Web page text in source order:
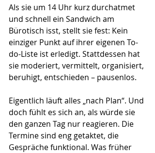
Als sie um 14 Uhr kurz durchatmet
und schnell ein Sandwich am
Bürotisch isst, stellt sie fest: Kein
einziger Punkt auf ihrer eigenen To-
do-Liste ist erledigt. Stattdessen hat
sie moderiert, vermittelt, organisiert,
beruhigt, entschieden – pausenlos.
Eigentlich läuft alles „nach Plan“. Und
doch fühlt es sich an, als würde sie
den ganzen Tag nur reagieren. Die
Termine sind eng getaktet, die
Gespräche funktional. Was früher